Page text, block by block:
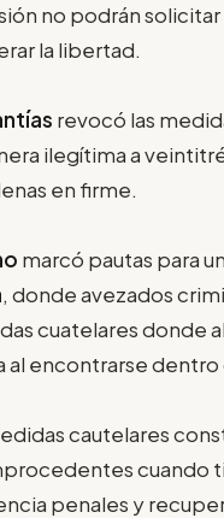
no podrán solicitar
la libertad.
revocó las
ilegítima a
en firme.
marcó pautas para
, donde avezados
cuatelares donde
al encontrarse dentro
cautelares
cuando
penales y